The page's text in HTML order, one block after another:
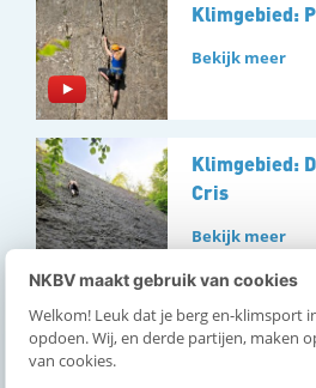
NKBV maakt gebruik van cookies
Welkom! Leuk dat je berg en-klimsport
opdoen. Wij, en derde partijen, maken
van cookies.
Klimgebied:
Bekijk meer
Klimgebied:
Cris
Bekijk meer